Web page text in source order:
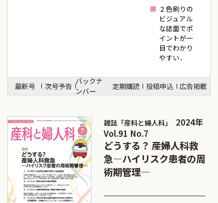
２色刷りの
ビジュアル
な誌面でポ
イントが一
目でわかり
やすい．
最新号 次号予告
バックナ
ンバー
定期購読 投稿申込 広告掲載
雑誌「産科と婦人科」
2024年
Vol.91 No.7
どうする？ 産婦人科救
急―ハイリスク患者の周
術期管理―